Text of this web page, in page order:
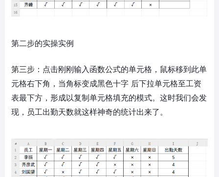
第二步的实操实例
第三步：点击刚刚输入函数公式的单元格，鼠标移到此单
元格右下角，当角标变成黑色十字 后下拉单元格至工资
表最下方，形成以复制单元格填充的模式。这时我们会发
现，员工出勤天数就这样神奇的统计出来了。